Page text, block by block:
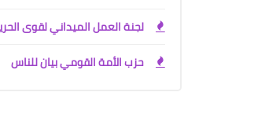
لجنة العمل الميداني لقوى
حزب الأمة القومي بيان للناس